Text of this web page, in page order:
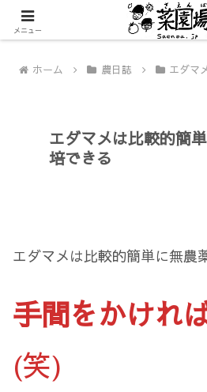
ホーム 農日誌 エダマ
エダマメは比較的簡
培できる
エダマメは比較的簡単に無農
手間をかけれ
(笑)
メニュー